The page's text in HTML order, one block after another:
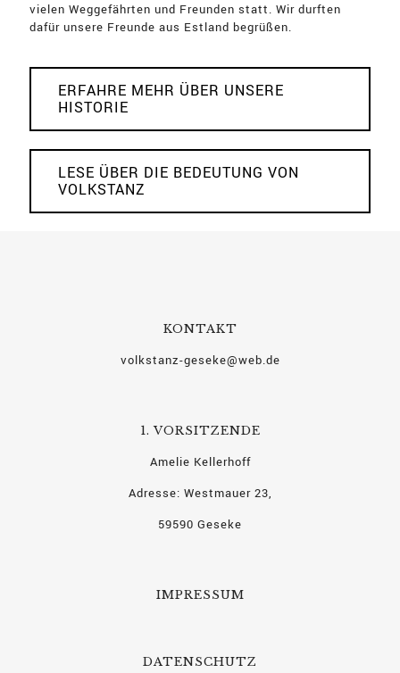
vielen Weggefährten und Freunden statt. Wir durften
dafür unsere Freunde aus Estland begrüßen.
ERFAHRE MEHR ÜBER UNSERE
HISTORIE
LESE ÜBER DIE BEDEUTUNG VON
VOLKSTANZ
KONTAKT
volkstanz-geseke@web.de
1. VORSITZENDE
Amelie Kellerhoff
Adresse: Westmauer 23,
59590 Geseke
IMPRESSUM
DATENSCHUTZ